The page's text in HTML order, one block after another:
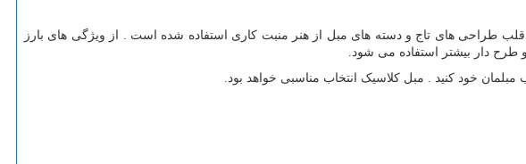
طراحی های تاج و دسته های مبل از هنر منبت کاری استفاده شده است . از ویژگی های بارز
دار بیشتر استفاده می شود.
خود کنید . مبل کلاسیک انتخاب مناسبی خواهد بود.